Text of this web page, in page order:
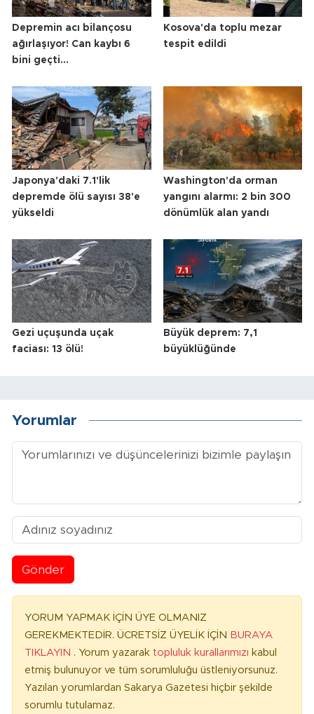
Depremin acı bilançosu
ağırlaşıyor! Can kaybı 6
bini geçti...
Kosova'da toplu mezar
tespit edildi
Japonya'daki 7.1'lik
depremde ölü sayısı 38'e
yükseldi
Washington'da orman
yangını alarmı: 2 bin 300
dönümlük alan yandı
Gezi uçuşunda uçak
faciası: 13 ölü!
Büyük deprem: 7,1
büyüklüğünde
Yorumlar
Gönder
YORUM YAPMAK İÇİN ÜYE OLMANIZ
GEREKMEKTEDİR. ÜCRETSİZ ÜYELİK İÇİN BURAYA
TIKLAYIN . Yorum yazarak topluluk kurallarımızı kabul
etmiş bulunuyor ve tüm sorumluluğu üstleniyorsunuz.
Yazılan yorumlardan Sakarya Gazetesi hiçbir şekilde
sorumlu tutulamaz.